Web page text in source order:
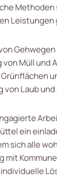
Methoden
Leistungen
Müll und
von Laub
ein
sich alle
mit